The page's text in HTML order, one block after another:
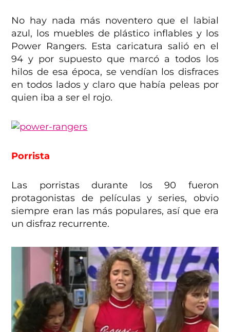
No hay nada más noventero que el labial
azul, los muebles de plástico inflables y los
Power Rangers. Esta caricatura salió en el
94 y por supuesto que marcó a todos los
hilos de esa época, se vendían los disfraces
en todos lados y claro que había peleas por
quien iba a ser el rojo.
Porrista
Las porristas durante los 90 fueron
protagonistas de películas y series, obvio
siempre eran las más populares, así que era
un disfraz recurrente.